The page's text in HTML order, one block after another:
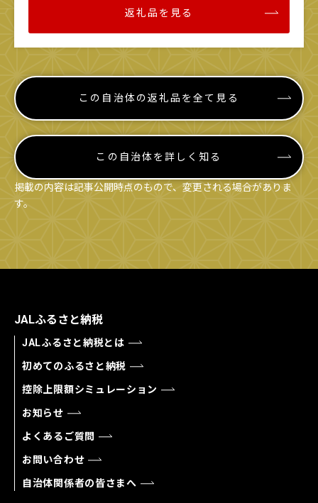
返礼品を見る
この自治体の返礼品を全て見る
この自治体を詳しく知る
掲載の内容は記事公開時点のもので、変更される場合がありま
す。
JALふるさと納税
JALふるさと納税とは
初めてのふるさと納税
控除上限額シミュレーション
お知らせ
よくあるご質問
お問い合わせ
自治体関係者の皆さまへ